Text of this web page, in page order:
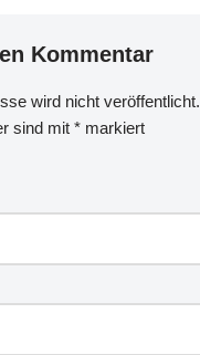
Kommentar
wird nicht veröffentlicht.
sind mit * markiert